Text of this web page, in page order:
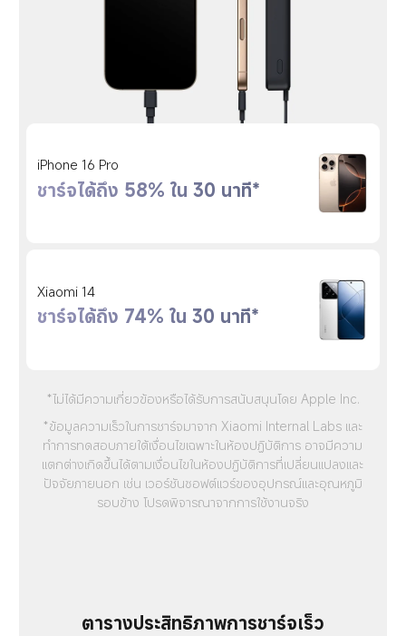
iPhone 16 Pro
ชาร์จได้ถึง 58% ใน 30 นาที*
Xiaomi 14
ชาร์จได้ถึง 74% ใน 30 นาที*
*ไม่ได้มีความเกี่ยวข้องหรือได้รับการสนับสนุนโดย Apple Inc.
*ข้อมูลความเร็วในการชาร์จมาจาก Xiaomi Internal Labs และ
ทำการทดสอบภายใต้เงื่อนไขเฉพาะในห้องปฏิบัติการ อาจมีความ
แตกต่างเกิดขึ้นได้ตามเงื่อนไขในห้องปฏิบัติการที่เปลี่ยนแปลงและ
ปัจจัยภายนอก เช่น เวอร์ชันซอฟต์แวร์ของอุปกรณ์และอุณหภูมิ
รอบข้าง โปรดพิจารณาจากการใช้งานจริง
ตารางประสิทธิภาพการชาร์จเร็ว